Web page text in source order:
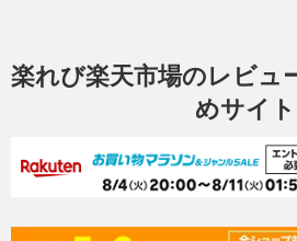
楽れび楽天市場のレビュ
めサイト